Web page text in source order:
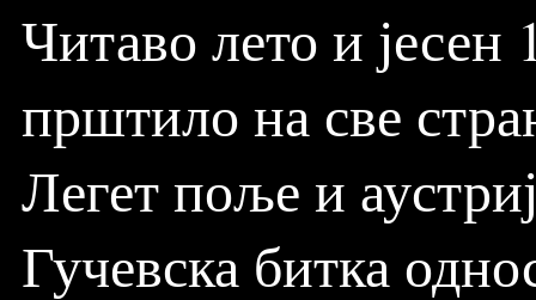
Читаво лето и јесен
прштило на све
Легет поље и
Гучевска битка